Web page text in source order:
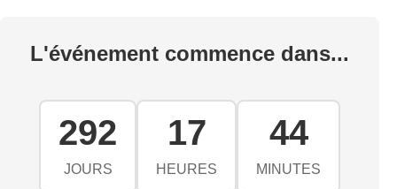
L'événement commence dans...
292
JOURS
17
HEURES
44
MINUTES